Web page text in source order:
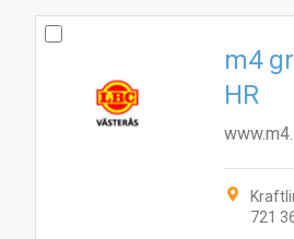
m4
HR
721